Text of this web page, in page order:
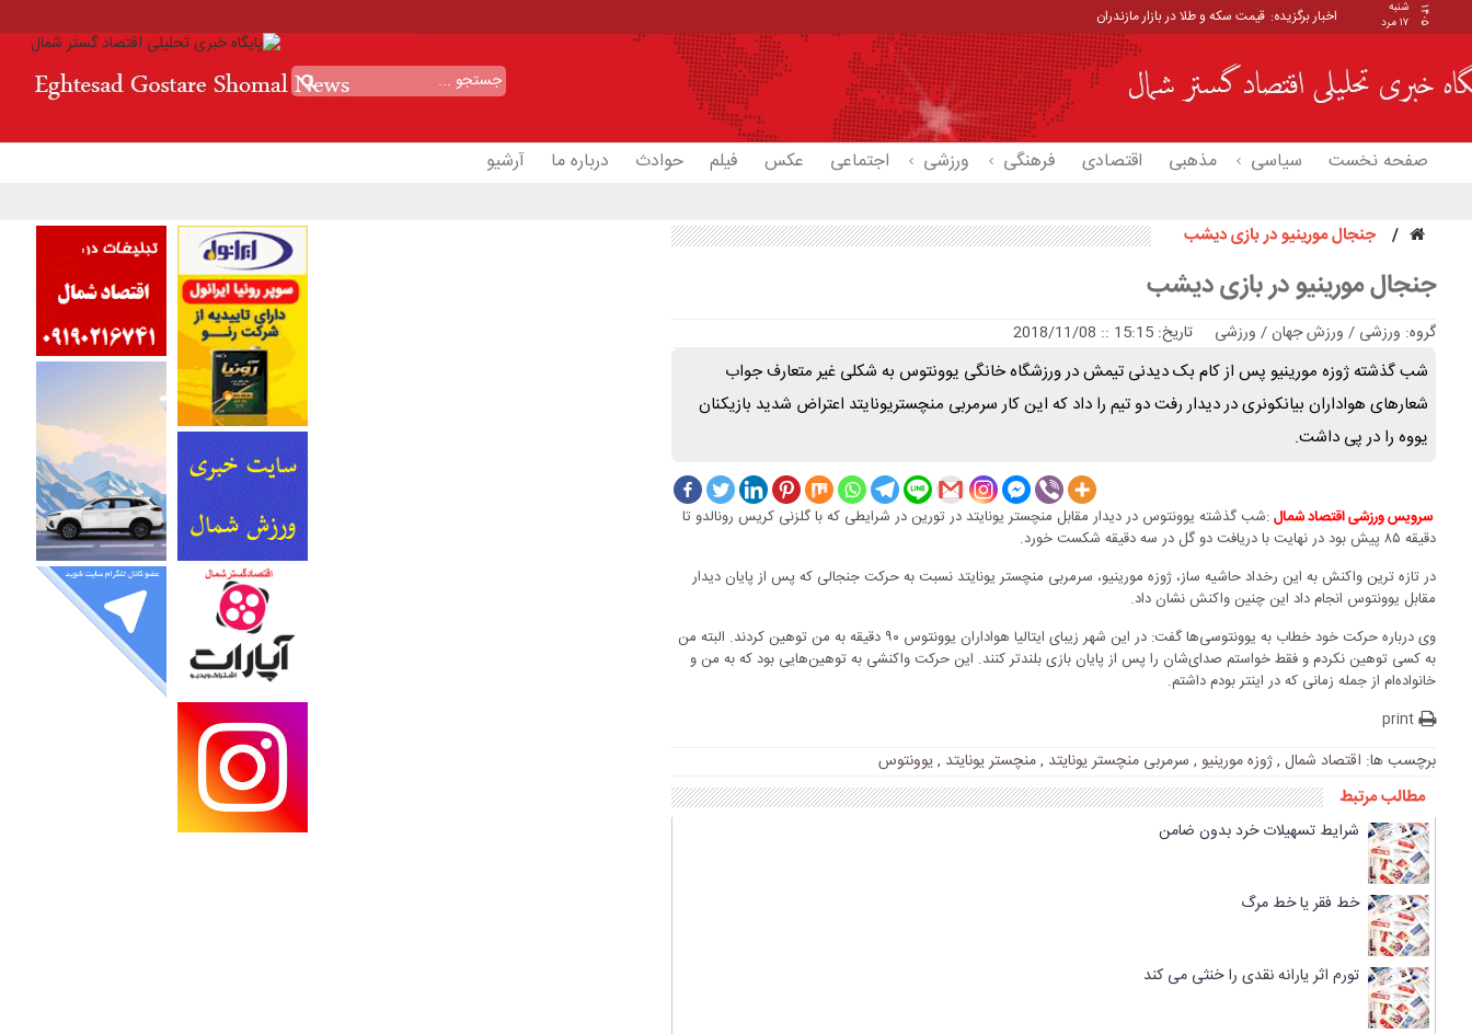
۱۴۰۵
شنبه
۱۷ مرد
اخبار برگزیده: قیمت سکه و طلا در بازار مازندران
صفحه نخست سیاسی مذهبی اقتصادی فرهنگی ورزشی اجتماعی عکس فیلم حوادث درباره ما آرشیو
جنجال مورینیو در بازی دیشب
جنجال مورینیو در بازی دیشب
گروه: ورزشی / ورزش جهان/ ورزشی تاریخ: 15:15 :: 2018/11/08
شب گذشته ژوزه مورینیو پس از کام بک دیدنی تیمش در ورزشگاه خانگی یوونتوس به شکلی غیر متعارف جواب
شعارهای هواداران بیانکونری در دیدار رفت دو تیم را داد که این کار سرمربی منچستریونایتد اعتراض شدید بازیکنان
یووه را در پی داشت.
سرویس ورزشی اقتصاد شمال :شب گذشته یوونتوس در دیدار مقابل منچستر یونایتد در تورین در شرایطی که با گلزنی کریس رونالدو تا
دقیقه ۸۵ پیش بود در نهایت با دریافت دو گل در سه دقیقه شکست خورد.
در تازه ترین واکنش به این رخداد حاشیه ساز، ژوزه مورینیو، سرمربی منچستر یونایتد نسبت به حرکت جنجالی که پس از پایان دیدار
مقابل یوونتوس انجام داد این چنین واکنش نشان داد.
وی درباره حرکت خود خطاب به یوونتوسی‌ها گفت: در این شهر زیبای ایتالیا هواداران یوونتوس ۹۰ دقیقه به من توهین کردند. البته من
به کسی توهین نکردم و فقط خواستم صدای‌شان را پس از پایان بازی بلندتر کنند. این حرکت واکنشی به توهین‌هایی بود که به من و
خانواده‌ام از جمله زمانی که در اینتر بودم داشتم.
print
برچسب ها: اقتصاد شمال ,ژوزه مورینیو , سرمربی منچستر یونایتد ,منچستر یونایتد ,یوونتوس
مطالب مرتبط
شرایط تسهیلات خرد بدون ضامن
خط فقر یا خط مرگ
تورم اثر یارانه نقدی را خنثی می کند